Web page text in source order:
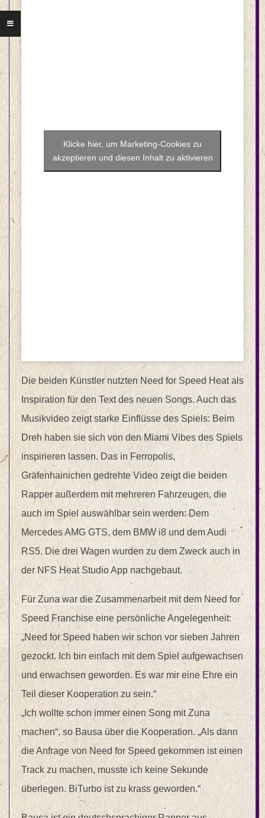
Klicke hier, um Marketing-Cookies zu
akzeptieren und diesen Inhalt zu aktivieren
Die beiden Künstler nutzten Need for Speed Heat als
Inspiration für den Text des neuen Songs. Auch das
Musikvideo zeigt starke Einflüsse des Spiels: Beim
Dreh haben sie sich von den Miami Vibes des Spiels
inspirieren lassen. Das in Ferropolis,
Gräfenhainichen gedrehte Video zeigt die beiden
Rapper außerdem mit mehreren Fahrzeugen, die
auch im Spiel auswählbar sein werden: Dem
Mercedes AMG GTS, dem BMW i8 und dem Audi
RS5. Die drei Wagen wurden zu dem Zweck auch in
der NFS Heat Studio App nachgebaut.
Für Zuna war die Zusammenarbeit mit dem Need for
Speed Franchise eine persönliche Angelegenheit:
„Need for Speed haben wir schon vor sieben Jahren
gezockt. Ich bin einfach mit dem Spiel aufgewachsen
und erwachsen geworden. Es war mir eine Ehre ein
Teil dieser Kooperation zu sein.“
„Ich wollte schon immer einen Song mit Zuna
machen“, so Bausa über die Kooperation. „Als dann
die Anfrage von Need for Speed gekommen ist einen
Track zu machen, musste ich keine Sekunde
überlegen. BiTurbo ist zu krass geworden.“